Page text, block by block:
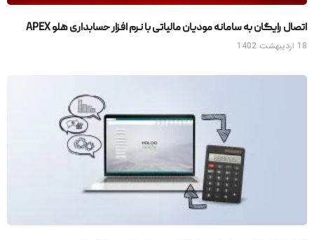
اتصال رایگان به سامانه مودیان مالیاتی با نرم‌ افزار حسابداری هلو APEX
18 اردیبهشت 1402